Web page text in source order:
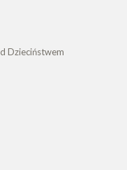
Dzieciństwem